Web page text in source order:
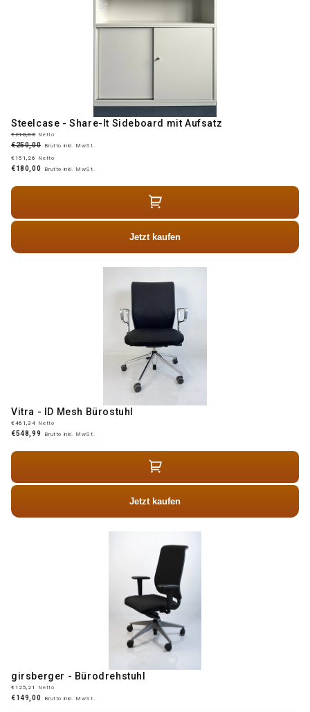
Steelcase - Share-It Sideboard mit Aufsatz
€210,08 Netto
€250,00 Brutto inkl. MwSt.
€151,26
Netto
€180,00 Brutto inkl. MwSt.
Jetzt kaufen
Vitra - ID Mesh Bürostuhl
€461,34 Netto
€548,99 Brutto inkl. MwSt.
Jetzt kaufen
girsberger - Bürodrehstuhl
€125,21 Netto
€149,00 Brutto inkl. MwSt.